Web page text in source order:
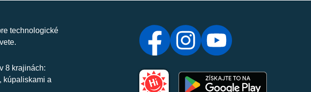
technologické
8 krajinách:
kúpaliskami a